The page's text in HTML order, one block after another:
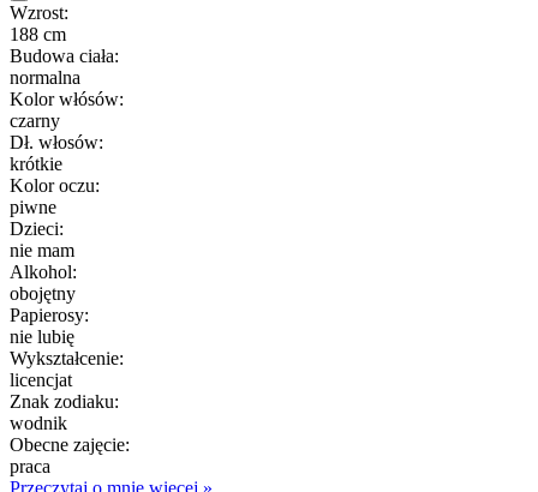
Wzrost:
188 cm
Budowa ciała:
normalna
Kolor włósów:
czarny
Dł. włosów:
krótkie
Kolor oczu:
piwne
Dzieci:
nie mam
Alkohol:
obojętny
Papierosy:
nie lubię
Wykształcenie:
licencjat
Znak zodiaku:
wodnik
Obecne zajęcie:
praca
Przeczytaj o mnie więcej »